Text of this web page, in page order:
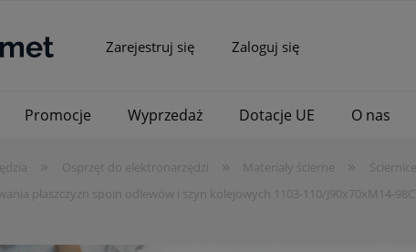
Zarejestruj się Zaloguj się
Promocje Wyprzedaż Dotacje UE O nas
» Osprzęt do elektronarzędzi » Materiały ścierne » Ściernice
płaszczyzn spoin odlewów i szyn kolejowych 1103-110/J90x70xM14-